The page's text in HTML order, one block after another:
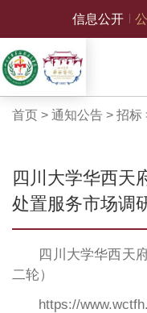
信息公开
首页 > 通知公告> 招标
四川大学华西天
处置服务市场调
四川大学华西天
二轮）
https://